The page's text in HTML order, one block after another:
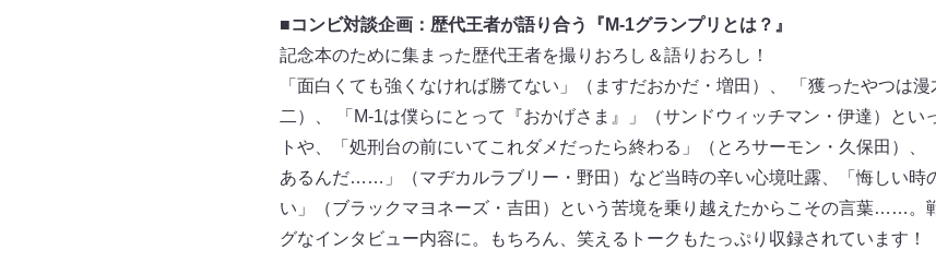
■コンビ対談企画：歴代王者が語り合う『M-1グランプリとは？』
記念本のために集まった歴代王者を撮りおろし＆語りおろし！
「面白くても強くなければ勝てない」（ますだおかだ・増田）、 「獲ったやつは
二）、 「M-1は僕らにとって『おかげさま』」（サンドウィッチマン・伊達）とい
トや、「処刑台の前にいてこれダメだったら終わる」（とろサーモン・久保田）、
あるんだ……」（マヂカルラブリー・野田）など当時の辛い心境吐露、「悔しい時
い」（ブラックマヨネーズ・吉田）という苦境を乗り越えたからこその言葉……。
グなインタビュー内容に。もちろん、笑えるトークもたっぷり収録されています！